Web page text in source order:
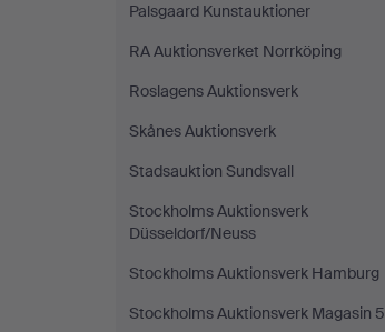
Palsgaard Kunstauktioner
RA Auktionsverket Norrköping
Roslagens Auktionsverk
Skånes Auktionsverk
Stadsauktion Sundsvall
Stockholms Auktionsverk
Düsseldorf/Neuss
Stockholms Auktionsverk Hamburg
Stockholms Auktionsverk Magasin 5